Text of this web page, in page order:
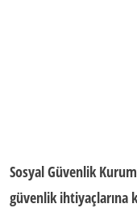
Sosyal Güvenlik
güvenlik ihtiyaçlarına